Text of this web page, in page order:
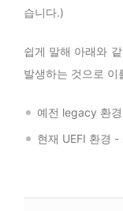
습니다.)
쉽게 말해 아래와
발생하는 것으로 이
예전 legacy 환
현재 UEFI 환경 -